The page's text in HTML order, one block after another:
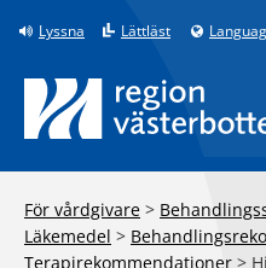
Till innehåll på sidan
Lyssna Lättläst
För vårdgivare >
Läkemedel >
Terapirekommendationer >